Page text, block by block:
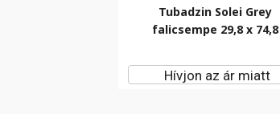
Tubadzin Solei Grey
falicsempe 29,8 x 74,8
Hívjon az ár miatt